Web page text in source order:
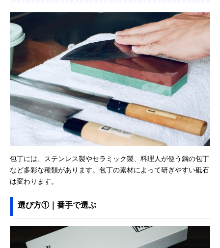
包丁には、ステンレス製やセラミック製、料理人が使う鋼の包丁
など多彩な種類があります。包丁の素材によって研ぎやすい砥石
は変わります。
選び方①｜番手で選ぶ